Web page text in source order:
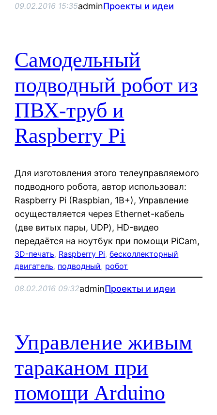
09.02.2016 15:35adminПроекты и идеи
Самодельный
подводный робот из
ПВХ-труб и
Raspberry Pi
Для изготовления этого телеуправляемого
подводного робота, автор использовал:
Raspberry Pi (Raspbian, 1B+), Управление
осуществляется через Ethernet-кабель
(две витых пары, UDP), HD-видео
передаётся на ноутбук при помощи PiCam,
3D-печать, Raspberry Pi, бесколлекторный
двигатель, подводный, робот
08.02.2016 09:32adminПроекты и идеи
Управление живым
тараканом при
помощи Arduino